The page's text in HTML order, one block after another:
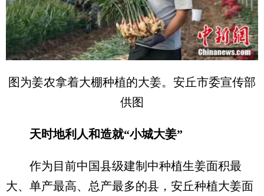
图为姜农拿着大棚种植的大姜。安丘市委宣传部
供图
天时地利人和造就“小城大姜”
作为目前中国县级建制中种植生姜面积最
大、单产最高、总产最多的县，安丘种植大姜面